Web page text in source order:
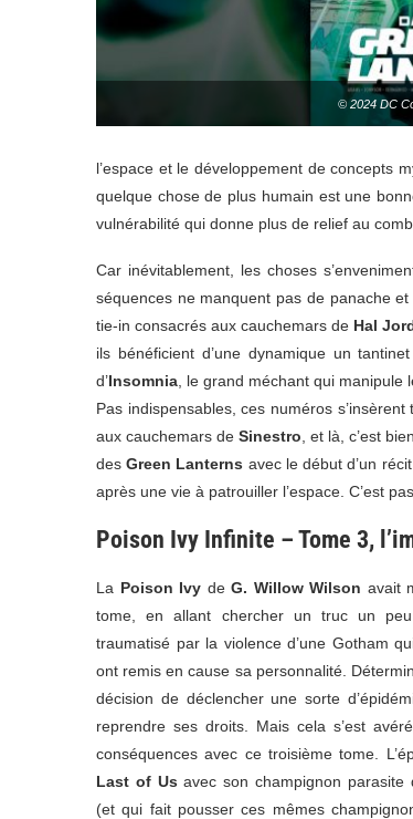
© 2024 DC
l’espace et le développement de concepts
quelque chose de plus humain est une
vulnérabilité qui donne plus de relief au
Car inévitablement, les choses
séquences ne manquent pas de panache
tie-in consacrés aux cauchemars de Hal
ils bénéficient d’une dynamique un
d’Insomnia , le grand méchant qui
Pas indispensables, ces numéros
aux cauchemars deSinestro , et là, c’est
desGreen Lanterns avec le début d’un
après une vie à patrouiller l’espace. C’est
Poison Ivy Infinite – Tome 3,
La Poison Ivy de G. Willow Wilson avait
tome, en allant chercher un truc un
traumatisé par la violence d’une Gotham
ont remis en cause sa personnalité.
décision de déclencher une sorte
reprendre ses droits. Mais cela s’est
conséquences avec ce troisième tome.
Last of Us avec son champignon parasite
(et qui fait pousser ces mêmes